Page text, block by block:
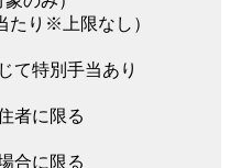
たり※上限なし）
て特別手当あり
者に限る
合に限る